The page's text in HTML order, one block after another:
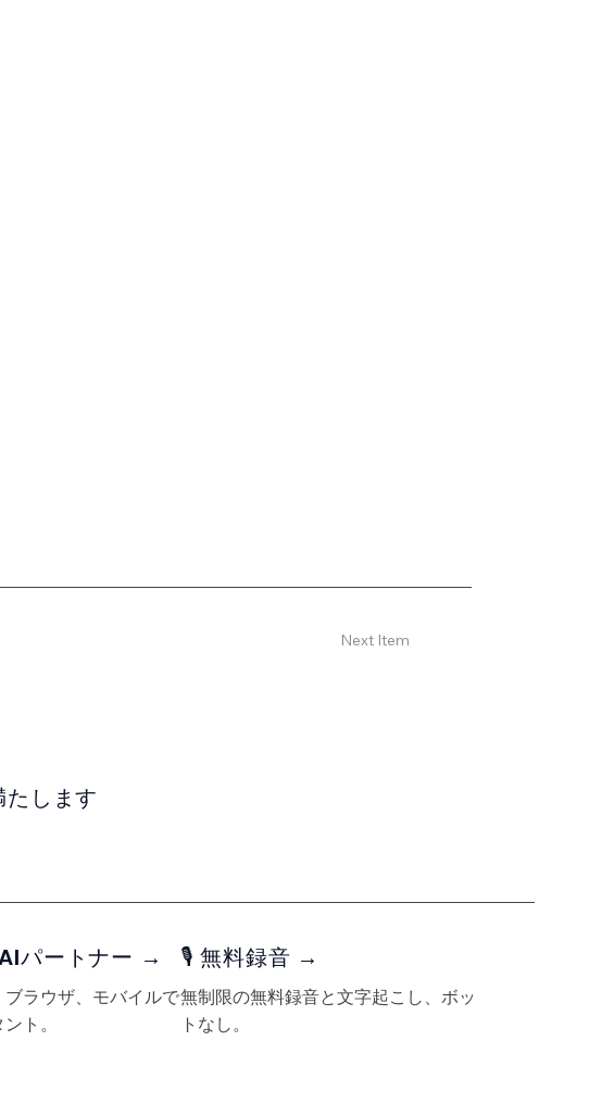
Next Item
します
パートナー →
ラウザ、モバイルで
ト。
🎙️ 無料録音 →
無制限の無料録音と文字起こし、ボッ
トなし。